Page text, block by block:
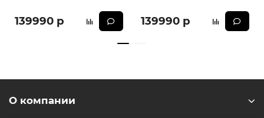
139990 р 139990 р
О компании